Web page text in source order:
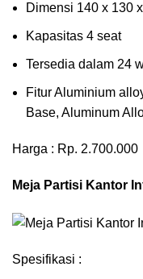
Dimensi 140 x 130
Kapasitas 4 seat
Tersedia dalam 24
Fitur Aluminium
Base, Aluminum
Harga : Rp. 2.700.000
Meja Partisi Kantor
Spesifikasi :